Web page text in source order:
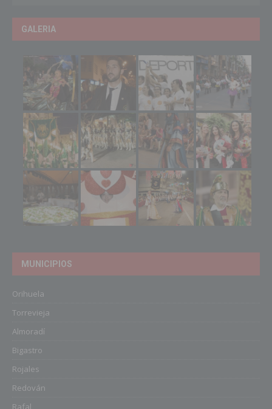
GALERIA
MUNICIPIOS
Orihuela
Torrevieja
Almoradí
Bigastro
Rojales
Redován
Rafal